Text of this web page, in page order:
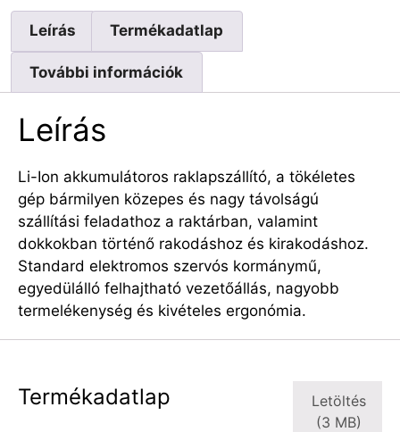
Leírás Termékadatlap
További információk
Leírás
Li-Ion akkumulátoros raklapszállító, a tökéletes
gép bármilyen közepes és nagy távolságú
szállítási feladathoz a raktárban, valamint
dokkokban történő rakodáshoz és kirakodáshoz.
Standard elektromos szervós kormánymű,
egyedülálló felhajtható vezetőállás, nagyobb
termelékenység és kivételes ergonómia.
Termékadatlap
Letöltés
(3 MB)